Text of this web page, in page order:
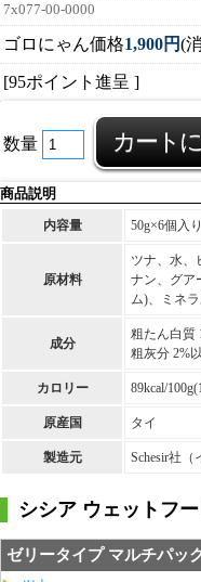
7x077-00-0000
ゴロにゃん価格1,900円(
[95ポイント進呈 ]
数量
商品説明
内容量 50g×6個入り
原材料
ツナ、水、
ナン、グア
ム)、ミネ
成分
粗たん白質
粗灰分 2%
カロリー 89kcal/
原産国 タイ
製造元 Schesir社（
シシア ウェットフ
ゼリータイプ マルチパッ